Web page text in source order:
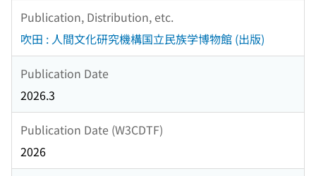
Publication, Distribution, etc.
吹田 : 人間文化研究機構国立民族学博物館 (出版)
Publication Date
2026.3
Publication Date (W3CDTF)
2026